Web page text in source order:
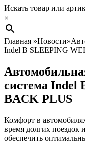
Search
Искать товар или
×
Главная »Новости»
Indel B SLEEPING
система Indel
BACK PLUS
Комфорт в
время долгих поездок
обеспечить